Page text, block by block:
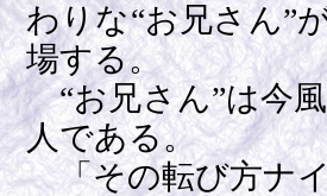
わりな“お兄さん”
場する。
“お兄さん”は今
人である。
「その転び方ナ